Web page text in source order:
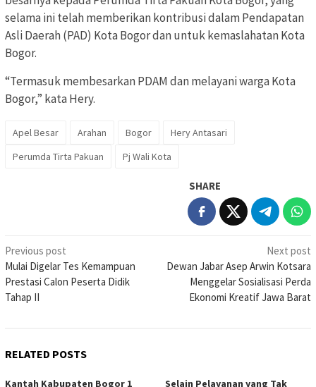
selama ini telah memberikan kontribusi dalam Pendapatan
Asli Daerah (PAD) Kota Bogor dan untuk kemaslahatan Kota
Bogor.
“Termasuk membesarkan PDAM dan melayani warga Kota
Bogor,” kata Hery.
Apel Besar Arahan Bogor
Hery Antasari
Perumda Tirta Pakuan
Pj Wali Kota
SHARE
Post
navigation
Previous post
Mulai Digelar Tes Kemampuan
Prestasi Calon Peserta Didik
Tahap II
Next post
Dewan Jabar Asep Arwin Kotsara
Menggelar Sosialisasi Perda
Ekonomi Kreatif Jawa Barat
RELATED POSTS
Kantah Kabupaten Bogor 1
Selain Pelayanan yang Tak